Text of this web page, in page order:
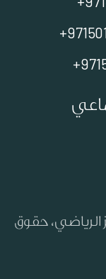
الرياضي، حقوق